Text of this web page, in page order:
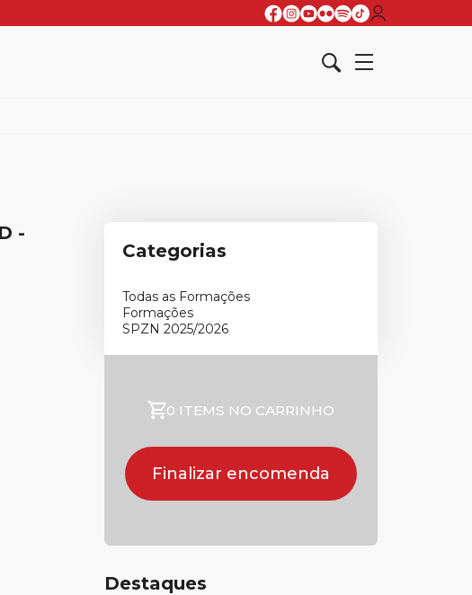
-
Categorias
Todas as Formações
Formações
SPZN 2025/2026
0 ITEMS NO CARRINHO
Finalizar encomenda
Destaques